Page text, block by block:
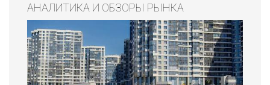
АНАЛИТИКА И ОБЗОРЫ РЫНКА